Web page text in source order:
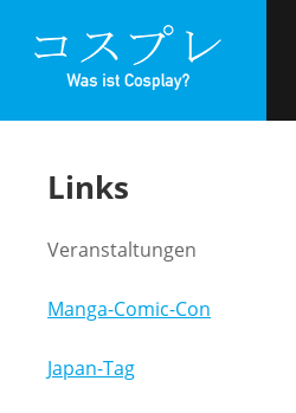
Inhalt
springen
Links
Veranstaltungen
Manga-Comic-Con
Japan-Tag